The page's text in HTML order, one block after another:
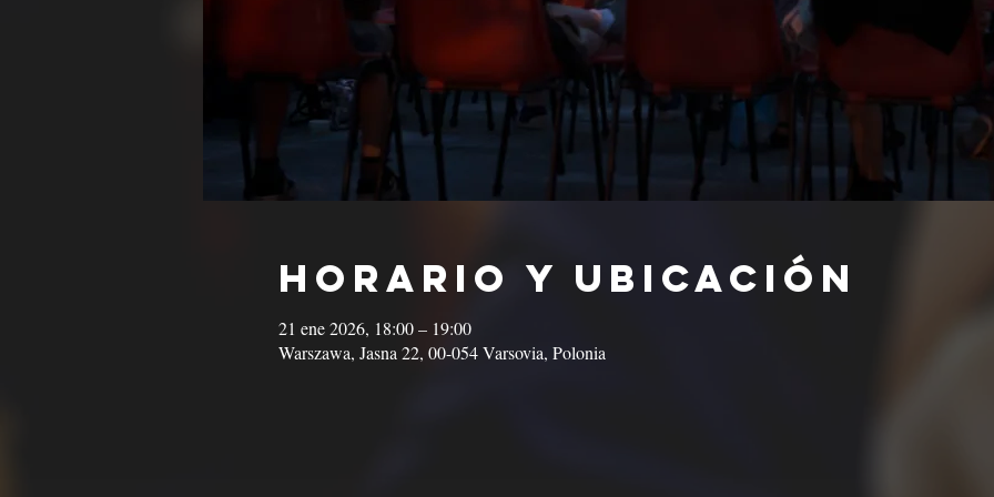
Horario y ubicación
21 ene 2026, 18:00 – 19:00
Warszawa, Jasna 22, 00-054 Varsovia, Polonia